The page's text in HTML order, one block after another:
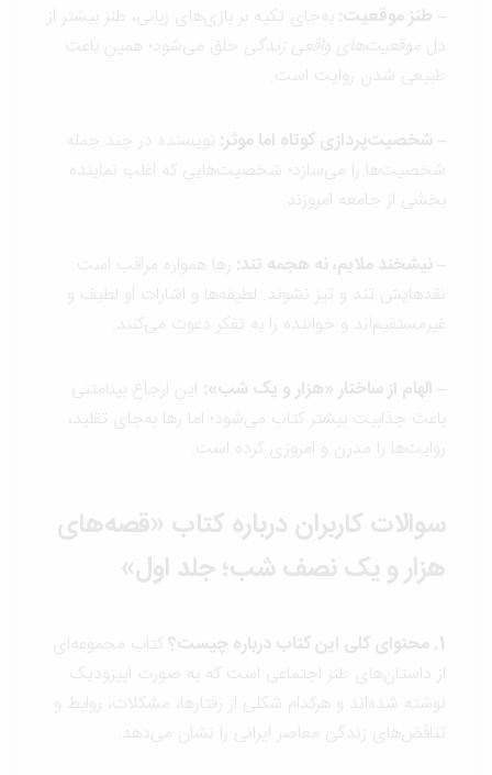
– طنز موقعیت:به‌جای تکیه بر بازی‌های زبانی، طنز بیشتر از
موقعیت‌های واقعی زندگی خلق می‌شود؛ همین باعث
طبیعی شدن روایت است.
– شخصیت‌پردازی کوتاه اما موثر:نویسنده در چند جمله
شخصیت‌ها را می‌سازد؛ شخصیت‌هایی که اغلب نماینده
بخشی از جامعه امروزند.
– نیشخند ملایم، نه هجمه تند: رها همواره مراقب است
نقدهایش تند و تیز نشوند. لطیفه‌ها و اشارات او لطیف و
غیرمستقیم‌اند و خواننده را به تفکر دعوت می‌کنند.
– الهام از ساختار «هزار و یک شب»:این ارجاع بینامتنی
باعث جذابیت بیشتر کتاب می‌شود؛ اما رها به‌جای تقلید،
روایت‌ها را مدرن و امروزی کرده است.
سوالات کاربران درباره کتاب «قصه‌های
هزار و یک نصف شب؛ جلد اول»
کتاب مجموعه‌ای
از داستان‌های طنز اجتماعی است که به صورت اپیزودیک
نوشته شده‌اند و هرکدام شکلی از رفتارها، مشکلات، روابط و
تناقض‌های زندگی معاصر ایرانی را نشان می‌دهد.